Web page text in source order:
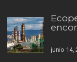
junio 14,